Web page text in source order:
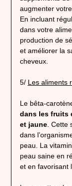
augmenter
En incluant
dans votre
production de
et améliorer la
cheveux.
5/ Les aliments
Le bêta-
dans les fruits
et jaune. Cette
dans
peau. La
peau saine en
et en favorisant